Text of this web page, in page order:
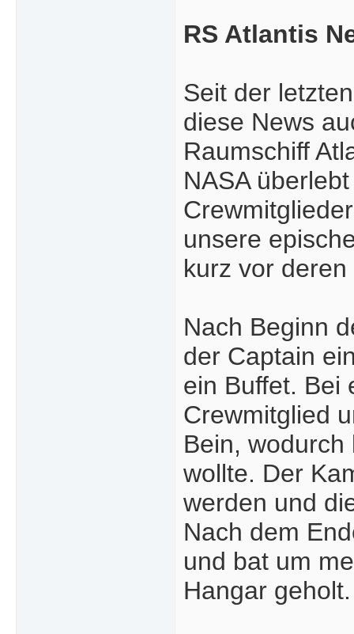
RS Atlantis
Seit der
diese News
Raumschiff
NASA
unsere
kurz vor
Nach Beginn
der Captain
ein Buffet. Bei
Crewmitglied
Bein,
wollte. Der
werden und
Nach dem
und bat um
Hangar geholt.